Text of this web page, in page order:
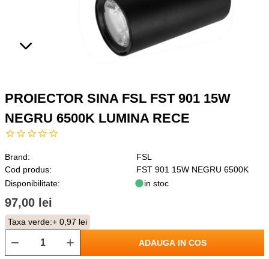
PROIECTOR SINA FSL FST 901 15W
NEGRU 6500K LUMINA RECE
Brand:
FSL
Cod produs:
FST 901 15W NEGRU 6500K
Disponibilitate:
in stoc
97,00 lei
Taxa verde:+ 0,97 lei
ADAUGA IN COS